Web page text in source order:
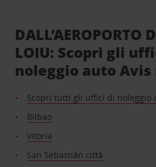
DALL’AEROPORTO
LOIU: Scopri gli
noleggio auto
Scopri tutti gli uffici di noleggio
Bilbao
Vitoria
San Sebastián città